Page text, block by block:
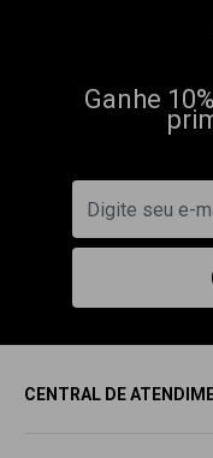
Ganhe
CENTRAL DE